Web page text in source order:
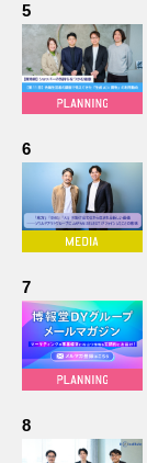
5
6
7
8